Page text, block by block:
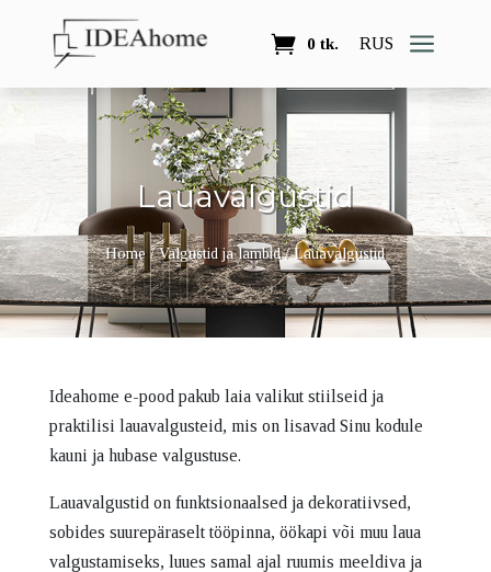
RUS
0 tk. a
Lauavalgustid
Home/Valgustid ja lambid/ Lauavalgustid
Ideahome e-pood pakub laia valikut stiilseid ja
praktilisi lauavalgusteid, mis on lisavad Sinu kodule
kauni ja hubase valgustuse.
Lauavalgustid on funktsionaalsed ja dekoratiivsed,
sobides suurepäraselt tööpinna, öökapi või muu laua
valgustamiseks, luues samal ajal ruumis meeldiva ja